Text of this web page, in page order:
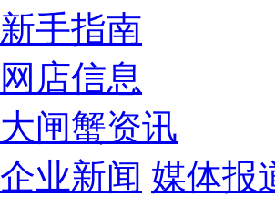
新手指南
网店信息
大闸蟹资讯
企业新闻 媒体报